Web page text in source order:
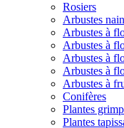
Rosiers
Arbustes
Arbustes à
Arbustes à
Arbustes à
Arbustes à
Arbustes à
Conifères
Plantes
Plantes